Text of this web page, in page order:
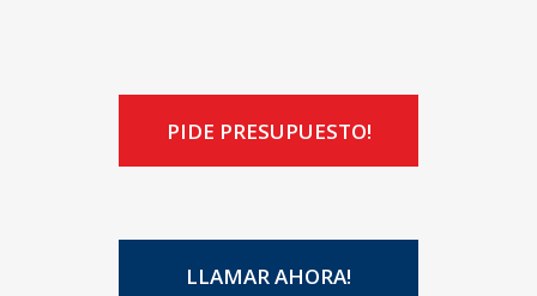
PIDE PRESUPUESTO!
LLAMAR AHORA!